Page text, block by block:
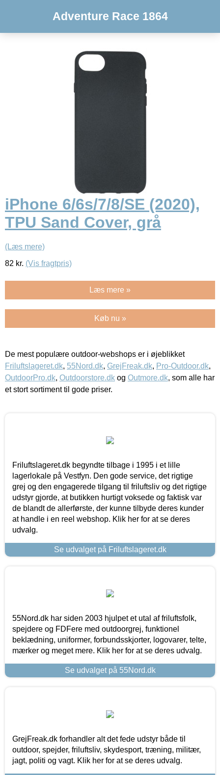
Adventure Race 1864
iPhone 6/6s/7/8/SE (2020),
TPU Sand Cover, grå
(Læs mere)
82 kr. (Vis fragtpris)
Læs mere »
Køb nu »
De mest populære outdoor-webshops er i øjeblikket
Friluftslageret.dk, 55Nord.dk, GrejFreak.dk, Pro-Outdoor.dk,
OutdoorPro.dk, Outdoorstore.dk og Outmore.dk, som alle har
et stort sortiment til gode priser.
Friluftslageret.dk begyndte tilbage i 1995 i et lille
lagerlokale på Vestfyn. Den gode service, det rigtige
grej og den engagerede tilgang til friluftsliv og det rigtige
udstyr gjorde, at butikken hurtigt voksede og faktisk var
de blandt de allerførste, der kunne tilbyde deres kunder
at handle i en reel webshop. Klik her for at se deres
udvalg.
Se udvalget på Friluftslageret.dk
55Nord.dk har siden 2003 hjulpet et utal af friluftsfolk,
spejdere og FDFere med outdoorgrej, funktionel
beklædning, uniformer, forbundsskjorter, logovarer, telte,
mærker og meget mere. Klik her for at se deres udvalg.
Se udvalget på 55Nord.dk
GrejFreak.dk forhandler alt det fede udstyr både til
outdoor, spejder, friluftsliv, skydesport, træning, militær,
jagt, politi og vagt. Klik her for at se deres udvalg.